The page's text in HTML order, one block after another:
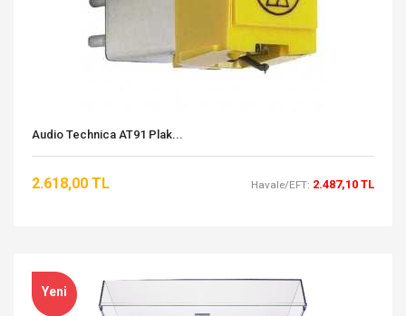
Audio Technica AT91 Plak...
2.618,00 TL Havale/EFT: 2.487,10 TL
Yeni